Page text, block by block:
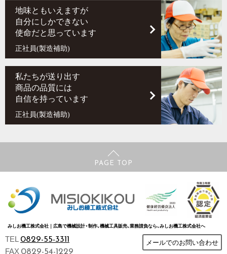
地味ともいえますが
自分にしかできない
使命だと思っています
正社員(製造補助)
私たちが送り出す
商品の品質には
自信を持っています
正社員(製造補助)
PAGE TOP
みしお機工株式会社｜広島で機械設計・制作、機械工具販売、業務請負なら、みしお機工株式会社へ
TEL 0829-55-3311
FAX 0829-54-1229
メールでのお問い合わせ